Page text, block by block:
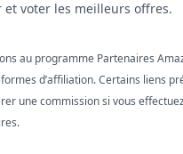
et voter les meilleurs offres.
au programme Partenaires
d’affiliation. Certains liens
une commission si vous